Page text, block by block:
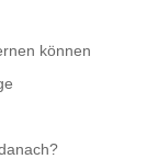
können